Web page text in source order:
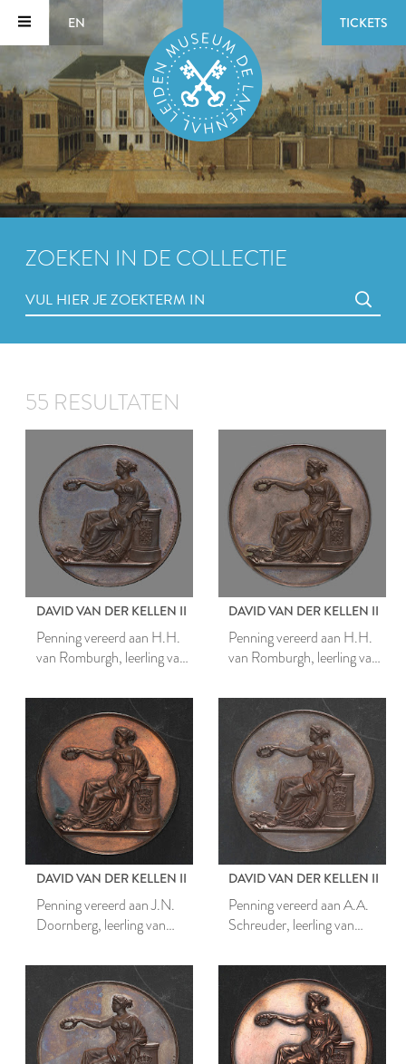
EN TICKETS
ZOEKEN IN DE COLLECTIE
55 RESULTATEN
DAVID VAN DER KELLEN II
Penning vereerd aan H.H.
van Romburgh, leerling van
Genitrix
DAVID VAN DER KELLEN II
Penning vereerd aan H.H.
van Romburgh, leerling van
Genitrix
DAVID VAN DER KELLEN II
Penning vereerd aan J.N.
Doornberg, leerling van
Genitrix
DAVID VAN DER KELLEN II
Penning vereerd aan A.A.
Schreuder, leerling van
Genitrix